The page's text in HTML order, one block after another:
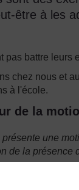
être à les
pas battre leurs
chez nous et
à l'école.
de la
présente une
de la présence
En ce cas, le